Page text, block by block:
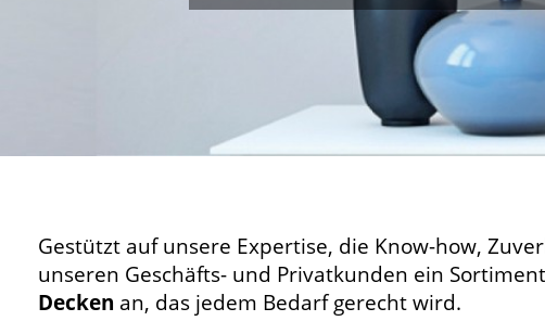
Gestützt auf unsere Expertise, die Know-how,
unseren Geschäfts- und Privatkunden ein
Decken an, das jedem Bedarf gerecht wird.